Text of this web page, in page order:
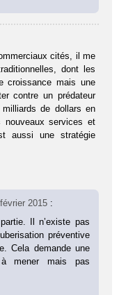
cités, il me
dont les
croissance mais une
contre un prédateur
de dollars en
services et
aussi une stratégie
2015 :
Il n’existe pas
préventive
Cela demande une
à mener mais pas